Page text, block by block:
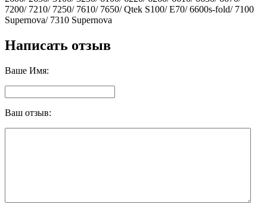
7200/ 7210/ 7250/ 7610/ 7650/ Qtek S100/ E70/ 6600s-fold/ 7100
Supernova/ 7310 Supernova
Написать отзыв
Ваше Имя:
Ваш отзыв: